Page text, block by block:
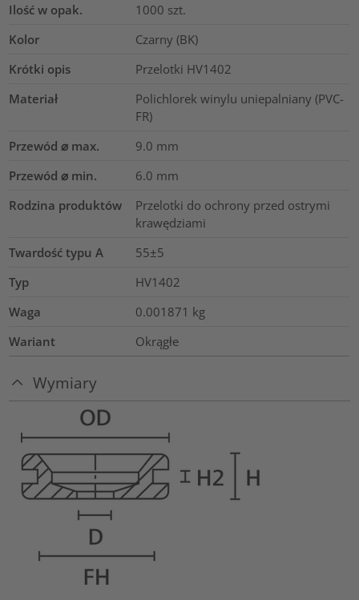
Ilość w opak.
1000 szt.
Kolor
Czarny (BK)
Krótki opis
Przelotki HV1402
Materiał
Polichlorek winylu uniepalniany (PVC-
FR)
Przewód ⌀ max.
9.0 mm
Przewód ⌀ min.
6.0 mm
Rodzina produktów
Przelotki do ochrony przed ostrymi
krawędziami
Twardość typu A
55±5
Typ
HV1402
Waga
0.001871 kg
Wariant
Okrągłe
Wymiary